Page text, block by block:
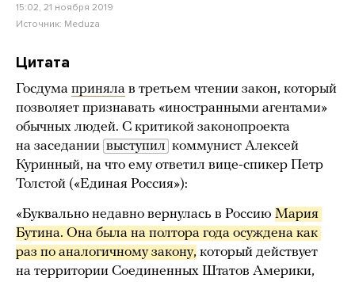
15:02, 21 ноября 2019
Источник: Meduza
Цитата
Госдума приняла в третьем чтении закон, который
позволяет признавать «иностранными агентами»
обычных людей. С критикой законопроекта
на заседании выступил коммунист Алексей
Куринный, на что ему ответил вице-спикер Петр
Толстой («Единая Россия»):
«Буквально недавно вернулась в Россию Мария
Бутина. Она была на полтора года осуждена как
раз по аналогичному закону, который действует
на территории Соединенных Штатов Америки,